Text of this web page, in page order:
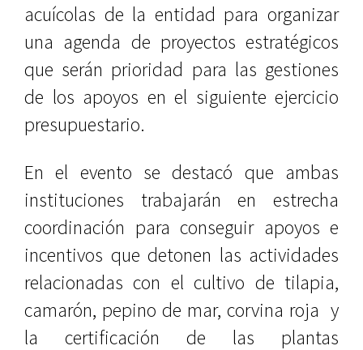
acuícolas de la entidad para organizar
una agenda de proyectos estratégicos
que serán prioridad para las gestiones
de los apoyos en el siguiente ejercicio
presupuestario.
En el evento se destacó que ambas
instituciones trabajarán en estrecha
coordinación para conseguir apoyos e
incentivos que detonen las actividades
relacionadas con el cultivo de tilapia,
camarón, pepino de mar, corvina roja y
la certificación de las plantas